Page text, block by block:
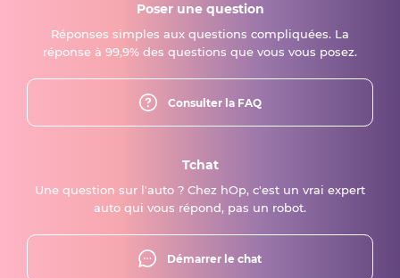
Poser une question
Réponses simples aux questions compliquées. La
réponse à 99,9% des questions que vous vous posez.
Consulter la FAQ
Tchat
Une question sur l'auto ? Chez hOp, c'est un vrai expert
auto qui vous répond, pas un robot.
Démarrer le chat